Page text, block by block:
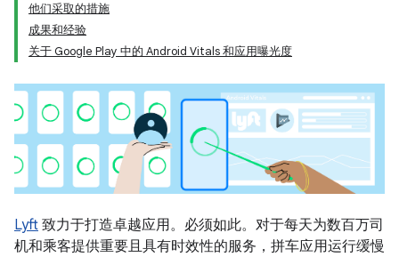
他们采取的措施
成果和经验
关于 Google Play 中的 Android Vitals 和应用曝光度
Lyft 致力于打造卓越应用。必须如此。对于每天为数百万司
机和乘客提供重要且具有时效性的服务，拼车应用运行缓慢